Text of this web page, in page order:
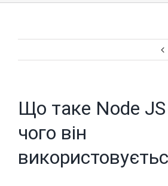
Що таке Node JS
чого він